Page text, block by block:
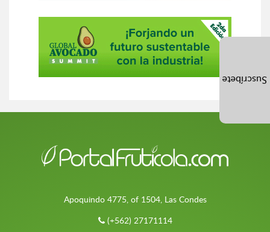
Apoquindo 4775, of 1504, Las Condes
(+562) 27171114
Suscríbete